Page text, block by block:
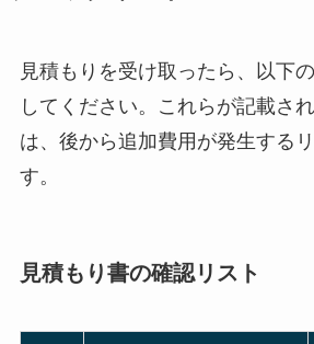
見積もりを受け取ったら、以下
してください。これらが記載さ
は、後から追加費用が発生する
す。
見積もり書の確認リスト